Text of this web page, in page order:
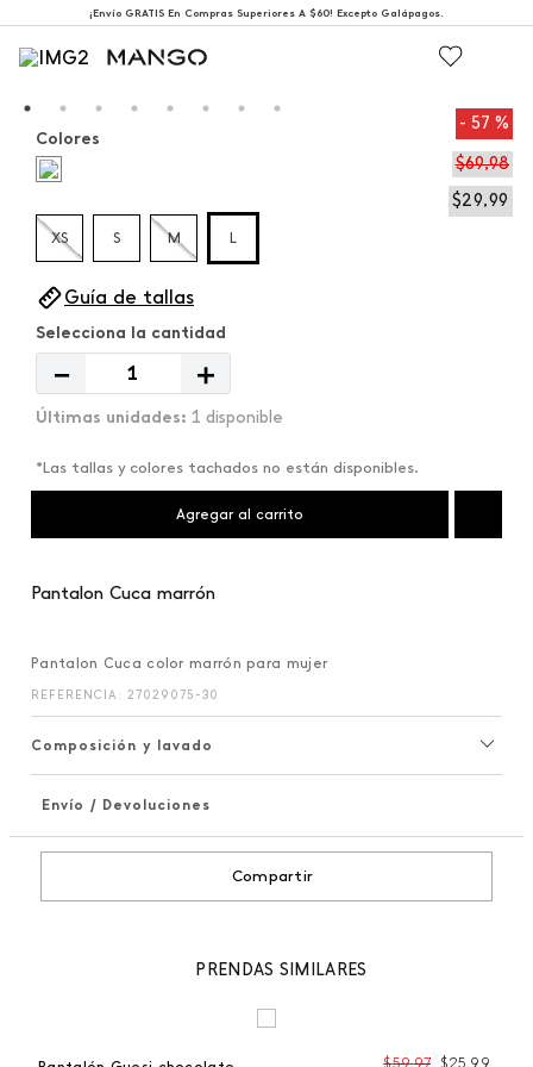
¡Envío GRATIS En Compras Superiores A $60! Excepto Galápagos.
57 %
$69,98
$29,99
Colores
XS S M L
Guía de tallas
＋
－
1 disponible
*Las tallas y colores tachados no están disponibles.
Agregar al carrito
Pantalon Cuca marrón
Pantalon Cuca color marrón para mujer
REFERENCIA : 27029075-30
Composición y lavado
Envío / Devoluciones
Compartir
PRENDAS SIMILARES
$59,97 $25,99